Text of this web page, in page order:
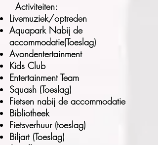
Activiteiten:
Livemuziek/optreden
Aquapark Nabij de
accommodatie(Toeslag)
Avondentertainment
Kids Club
Entertainment Team
Squash (Toeslag)
Fietsen nabij de accommodatie
Bibliotheek
Fietsverhuur (toeslag)
Biljart (Toeslag)